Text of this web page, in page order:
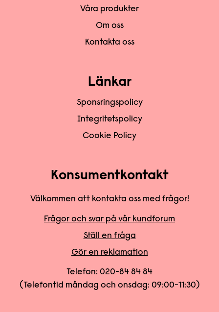
Våra produkter
Om oss
Kontakta oss
Länkar
Sponsringspolicy
Integritetspolicy
Cookie Policy
Konsumentkontakt
Välkommen att kontakta oss med frågor!
Frågor och svar på vår kundforum
Ställ en fråga
Gör en reklamation
Telefon: 020-84 84 84
(Telefontid måndag och onsdag: 09:00-11:30)